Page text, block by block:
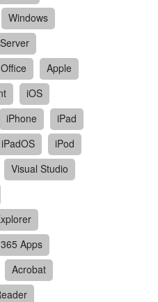
Windows
Apple
iOS
iPhone
iPad
iPadOS
iPod
Visual Studio
Apps
Acrobat